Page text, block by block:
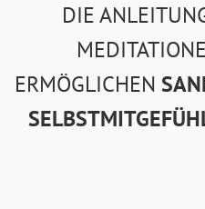
DIE
ERMÖGLICHEN